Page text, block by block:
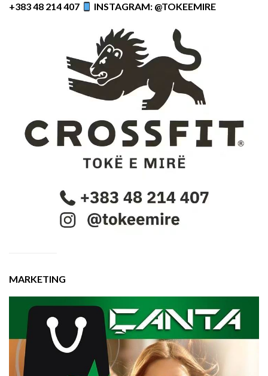
+383 48 214 407
INSTAGRAM: @TOKEEMIRE
MARKETING